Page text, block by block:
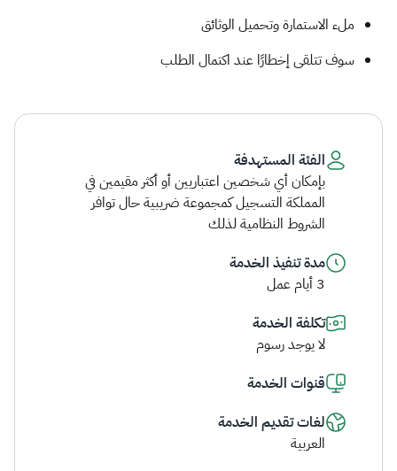
ملء الاستمارة وتحميل الوثائق
سوف تتلقى إخطارًا عند اكتمال الطلب​​
الفئة المستهدفة
بإمكان أي شخصين اعتباريين أو أكثر مقيمين في
المملكة التسجيل كمجموعة ضريبية حال توافر
الشروط النظامية لذلك
مدة تنفيذ الخدمة
3 أيام عمل
تكلفة الخدمة
لا يوجد رسوم
قنوات الخدمة
لغات تقديم الخدمة
العربية